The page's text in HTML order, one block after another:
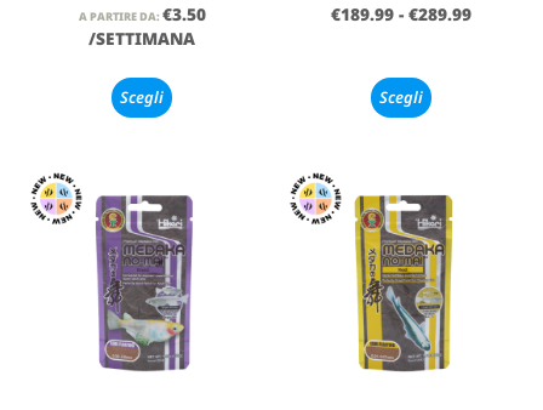
A PARTIRE DA: €3.50
/SETTIMANA
Scegli
€189.99 - €289.99
Scegli